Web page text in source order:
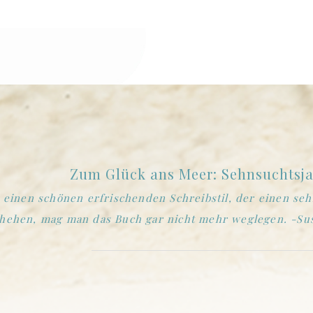
Eine Prise Inselglück
schön ein Buch wie dieses in der Qualität in
Setting, Handlung und Spannung... -